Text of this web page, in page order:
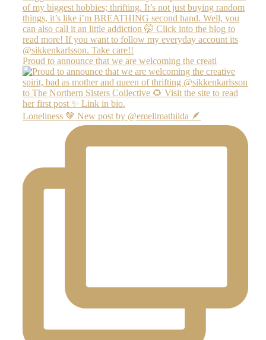
Proud to announce that we are welcoming the creati
Loneliness 🤎 New post by @emelimathilda 🪶